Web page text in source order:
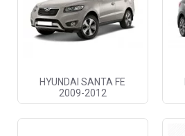
HYUNDAI SANTA FE
2009-2012